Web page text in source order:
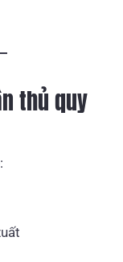
thủ quy